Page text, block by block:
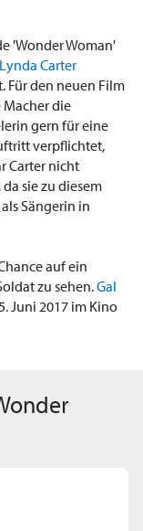
'Wonder Woman'
Lynda Carter
Für den neuen Film
die
gern für eine
verpflichtet,
Carter nicht
sie zu diesem
Sängerin in
auf ein
zu sehen.Gal
Juni 2017 im Kino